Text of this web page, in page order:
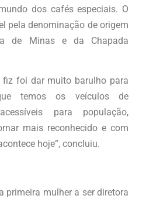
dos cafés especiais. O
pela denominação de origem
de Minas e da Chapada
fiz foi dar muito barulho para
temos os veículos de
para população,
mais reconhecido e com
hoje”, concluiu.
primeira mulher a ser diretora